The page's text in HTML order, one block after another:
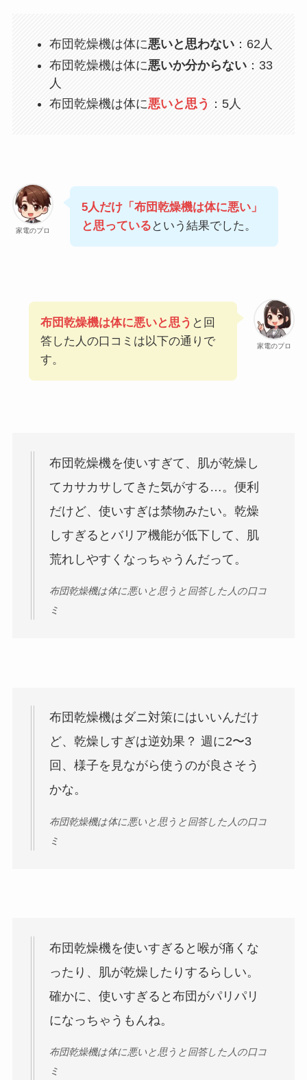
布団乾燥機は体に悪いと思わない：62人
布団乾燥機は体に悪いか分からない：33
人
布団乾燥機は体に悪いと思う ：5人
家電のプロ
5人だけ「布団乾燥機は体に悪い」
と思っている という結果でした。
家電のプロ
布団乾燥機は体に悪いと思う と回
答した人の口コミは以下の通りで
す。
布団乾燥機を使いすぎて、肌が乾燥し
てカサカサしてきた気がする…。便利
だけど、使いすぎは禁物みたい。乾燥
しすぎるとバリア機能が低下して、肌
荒れしやすくなっちゃうんだって。
布団乾燥機は体に悪いと思うと回答した人の口コ
ミ
布団乾燥機はダニ対策にはいいんだけ
ど、乾燥しすぎは逆効果？ 週に2〜3
回、様子を見ながら使うのが良さそう
かな。
布団乾燥機は体に悪いと思うと回答した人の口コ
ミ
布団乾燥機を使いすぎると喉が痛くな
ったり、肌が乾燥したりするらしい。
確かに、使いすぎると布団がパリパリ
になっちゃうもんね。
布団乾燥機は体に悪いと思うと回答した人の口コ
ミ